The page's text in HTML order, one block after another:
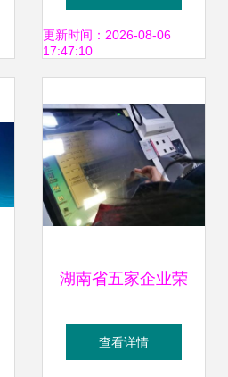
息险遭曝光，网络
发的警示
更新时间：2026-08-06
17:47:10
湖南省五家企业荣
登国家技术创新示
查看详情